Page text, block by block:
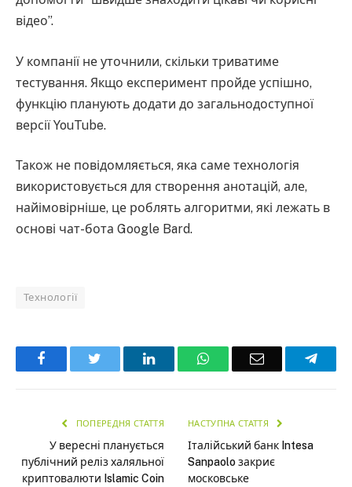
відео”.
У компанії не уточнили, скільки триватиме
тестування. Якщо експеримент пройде успішно,
функцію планують додати до загальнодоступної
версії YouTube.
Також не повідомляється, яка саме технологія
використовується для створення анотацій, але,
найімовірніше, це роблять алгоритми, які лежать в
основі чат-бота Google Bard.
Технології
Facebook LinkedInWhatsAppEmail
ПОПЕРЕДНЯ СТАТТЯ
У вересні планується
публічний реліз халяльної
криптовалюти Islamic Coin
НАСТУПНА СТАТТЯ
Італійський банк Intesa
Sanpaolo закриє
московське